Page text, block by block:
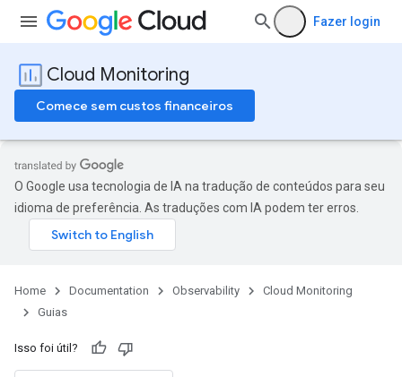
Fazer login
Cloud Monitoring
Comece sem custos financeiros
O Google usa tecnologia de IA na tradução de conteúdos para seu
idioma de preferência. As traduções com IA podem ter erros.
Home Documentation Observability
Cloud Monitoring
Guias
Isso foi útil?